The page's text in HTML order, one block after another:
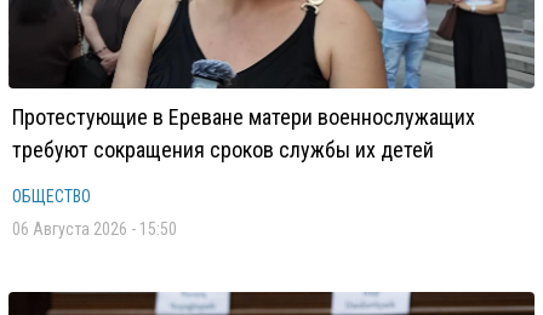
Протестующие в Ереване матери военнослужащих
требуют сокращения сроков службы их детей
ОБЩЕСТВО
06 Августа 2026 - 15:50